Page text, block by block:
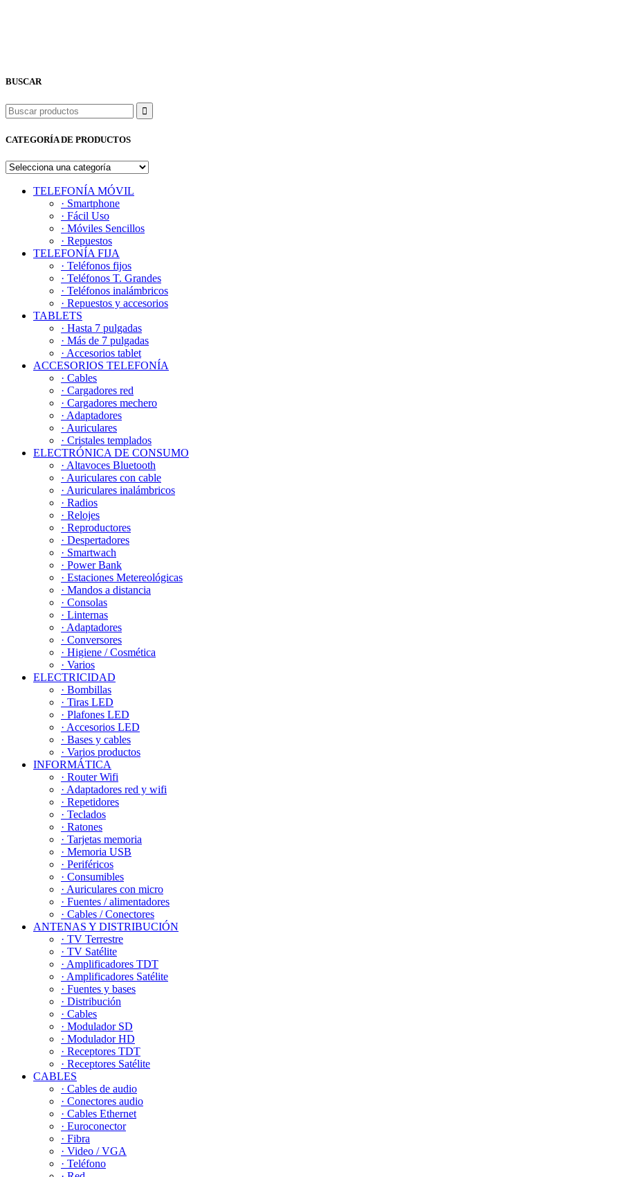
BUSCAR
Buscar
CATEGORÍA DE PRODUCTOS
TELEFONÍA MÓVIL
· Smartphone
· Fácil Uso
· Móviles Sencillos
· Repuestos
TELEFONÍA FIJA
· Teléfonos fijos
· Teléfonos T. Grandes
· Teléfonos inalámbricos
· Repuestos y accesorios
TABLETS
· Hasta 7 pulgadas
· Más de 7 pulgadas
· Accesorios tablet
ACCESORIOS TELEFONÍA
· Cables
· Cargadores red
· Cargadores mechero
· Adaptadores
· Auriculares
· Cristales templados
ELECTRÓNICA DE CONSUMO
· Altavoces Bluetooth
· Auriculares con cable
· Auriculares inalámbricos
· Radios
· Relojes
· Reproductores
· Despertadores
· Smartwach
· Power Bank
· Estaciones Metereológicas
· Mandos a distancia
· Consolas
· Linternas
· Adaptadores
· Conversores
· Higiene / Cosmética
· Varios
ELECTRICIDAD
· Bombillas
· Tiras LED
· Plafones LED
· Accesorios LED
· Bases y cables
· Varios productos
INFORMÁTICA
· Router Wifi
· Adaptadores red y wifi
· Repetidores
· Teclados
· Ratones
· Tarjetas memoria
· Memoria USB
· Periféricos
· Consumibles
· Auriculares con micro
· Fuentes / alimentadores
· Cables / Conectores
ANTENAS Y DISTRIBUCIÓN
· TV Terrestre
· TV Satélite
· Amplificadores TDT
· Amplificadores Satélite
· Fuentes y bases
· Distribución
· Cables
· Modulador SD
· Modulador HD
· Receptores TDT
· Receptores Satélite
CABLES
· Cables de audio
· Conectores audio
· Cables Ethernet
· Euroconector
· Fibra
· Video / VGA
· Teléfono